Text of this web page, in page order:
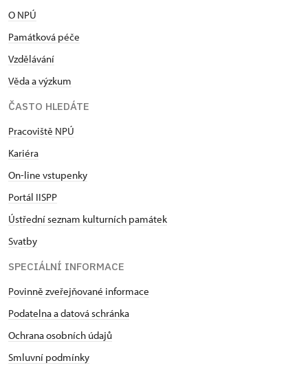
O NPÚ
Památková péče
Vzdělávání
Věda a výzkum
ČASTO HLEDÁTE
Pracoviště NPÚ
Kariéra
On-line vstupenky
Portál IISPP
Ústřední seznam kulturních památek
Svatby
SPECIÁLNÍ INFORMACE
Povinně zveřejňované informace
Podatelna a datová schránka
Ochrana osobních údajů
Smluvní podmínky